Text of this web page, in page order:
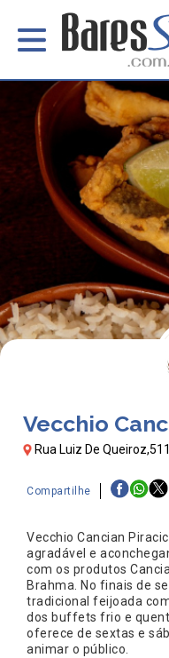
Vecchio
Rua Luiz De
Compartilhe
Vecchio Cancian
agradável e
com os produtos
Brahma. No finais de
tradicional feijoada
dos buffets frio e
oferece de sextas e
animar o público.